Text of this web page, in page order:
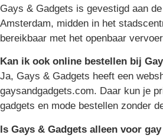
Gays & Gadgets is gevestigd aan
Amsterdam, midden in het
bereikbaar met het openbaar
Kan ik ook online bestellen bij
Ja, Gays & Gadgets heeft een
gaysandgadgets.com. Daar kun je
gadgets en mode bestellen zonder
Is Gays & Gadgets alleen voor